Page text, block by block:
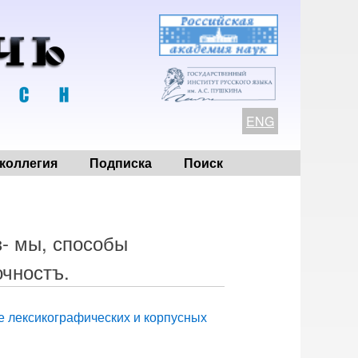
ENG
Подписка Поиск
мы, способы
лексикографических и корпусных